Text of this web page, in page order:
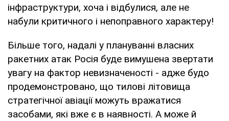
інфраструктури, хоча і відбулися, але не
набули критичного і непоправного характеру!
Більше того, надалі у плануванні власних
ракетних атак Росія буде вимушена звертати
увагу на фактор невизначеності - адже будо
продемонстровано, що тилові літовища
стратегічної авіації можуть вражатися
засобами, які вже є в наявності. А може й